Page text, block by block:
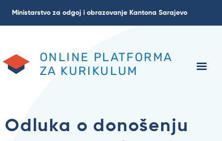
Ministarstvo za odgoj i obrazovanje Kantona Sarajevo
ONLINE PLATFORMA
ZA KURIKULUM
Odluka o donošenju